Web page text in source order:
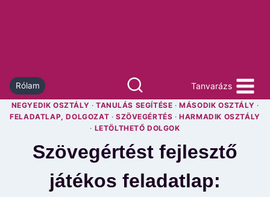
Rólam Tanvarázs
NEGYEDIK OSZTÁLY · TANULÁS SEGÍTÉSE ·MÁSODIK OSZTÁLY ·
FELADATLAP, DOLGOZAT · SZÖVEGÉRTÉS ·HARMADIK OSZTÁLY
· LETÖLTHETŐ DOLGOK
Szövegértést fejlesztő
játékos feladatlap: